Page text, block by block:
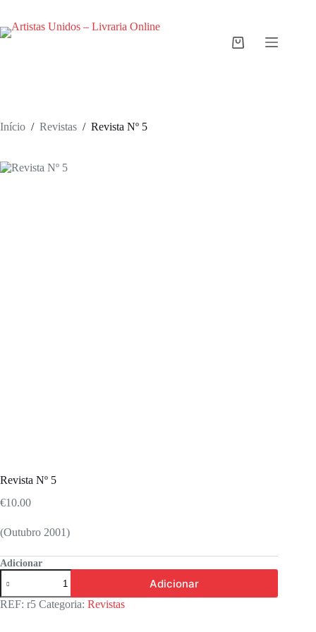
o
Carrinho
Início / Revistas / Revista Nº 5
Revista Nº 5
€10.00
(Outubro 2001)
Adicionar
Quantidade
de
Revista
Nº
Adicionar
REF: r5 Categoria: Revistas